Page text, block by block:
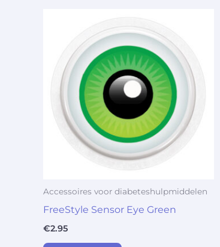
Accessoires voor diabeteshulpmiddelen
FreeStyle Sensor Eye Green
€2.95